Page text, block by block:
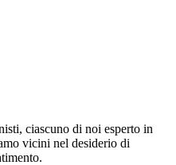
ciascuno di noi esperto in
vicini nel desiderio di